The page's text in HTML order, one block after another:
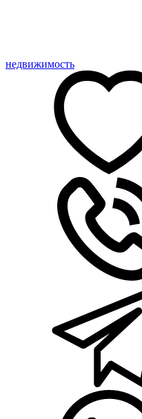
недвижимость